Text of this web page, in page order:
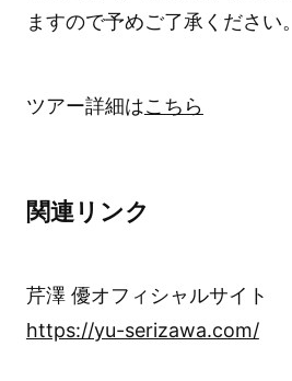
ますので予めご了承ください。
ツアー詳細はこちら
関連リンク
芹澤 優オフィシャルサイト
https://yu-serizawa.com/